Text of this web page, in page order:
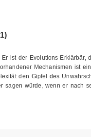
ist der Evolutions-Erklärbär,
Mechanismen ist
den Gipfel des
sagen würde, wenn er nach